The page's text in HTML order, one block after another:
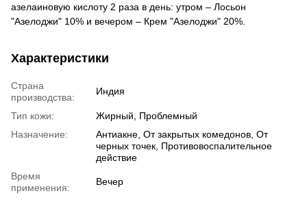
азелаиновую кислоту 2 раза в день: утром – Лосьон
"Азелоджи" 10% и вечером – Крем "Азелоджи" 20%.
Характеристики
Страна
производства:
Индия
Тип кожи:
Жирный, Проблемный
Назначение:
Антиакне, От закрытых комедонов, От
черных точек, Противовоспалительное
действие
Время
применения:
Вечер